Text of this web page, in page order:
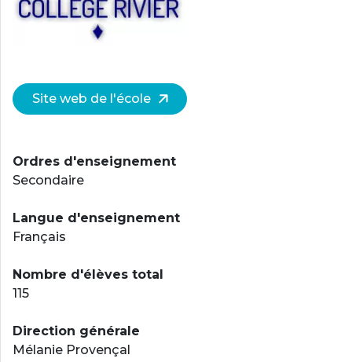
Site web de l'école
Ordres d'enseignement
Secondaire
Langue d'enseignement
Français
Nombre d'élèves total
115
Direction générale
Mélanie Provençal